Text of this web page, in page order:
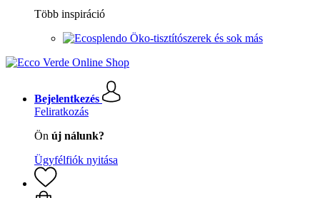
Több inspiráció
Öko-tisztítószerek és sok más
Bejelentkezés
Feliratkozás
Ön új nálunk?
Ügyfélfiók nyitása